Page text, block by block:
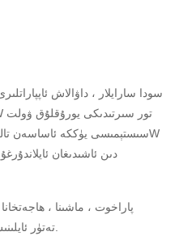
سودا سارايلار ، داۋالاش
دىن ئاشىدىغان
پاراخوت ، ماشىنا ،
1000W-3000W تەتۈر ئايلىنىش تەۋسىيە قىلىنىدۇ.